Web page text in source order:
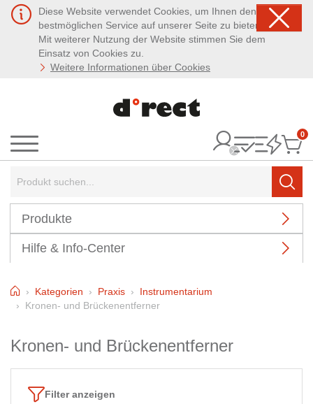
Diese Website verwendet Cookies, um Ihnen den
bestmöglichen Service auf unserer Seite zu bieten.
Mit weiterer Nutzung der Website stimmen Sie dem
Einsatz von Cookies zu.
Weitere Informationen über Cookies
Menü
0
Produkte
Hilfe & Info-Center
HomeKategorien Praxis
Instrumentarium
Kronen- und Brückenentferner
Kronen- und Brückenentferner
Filter anzeigen